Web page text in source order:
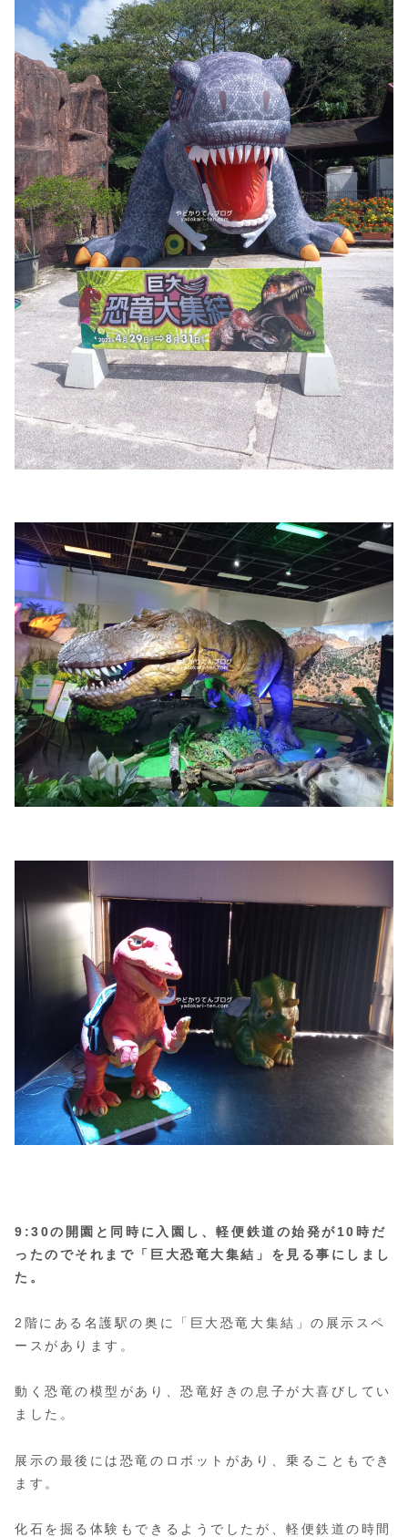
9:30の開園と同時に入園し、軽便鉄道の始発が10時だ
ったのでそれまで「巨大恐竜大集結」を見る事にしまし
た。
2階にある名護駅の奥に「巨大恐竜大集結」の展示スペ
ースがあります。
動く恐竜の模型があり、恐竜好きの息子が大喜びしてい
ました。
展示の最後には恐竜のロボットがあり、乗ることもでき
ます。
化石を掘る体験もできるようでしたが、軽便鉄道の時間